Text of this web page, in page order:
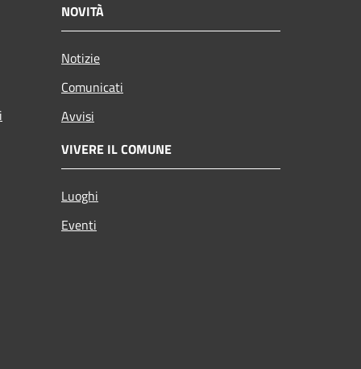
NOVITÀ
Notizie
Comunicati
Avvisi
VIVERE IL COMUNE
Luoghi
Eventi